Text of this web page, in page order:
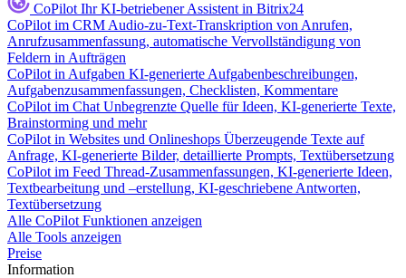
CoPilot Ihr KI-betriebener Assistent in Bitrix24
CoPilot im CRM Audio-zu-Text-Transkription von Anrufen,
Anrufzusammenfassung, automatische Vervollständigung von
Feldern in Aufträgen
CoPilot in Aufgaben KI-generierte Aufgabenbeschreibungen,
Aufgabenzusammenfassungen, Checklisten, Kommentare
CoPilot im Chat Unbegrenzte Quelle für Ideen, KI-generierte Texte,
Brainstorming und mehr
CoPilot in Websites und Onlineshops Überzeugende Texte auf
Anfrage, KI-generierte Bilder, detaillierte Prompts, Textübersetzung
CoPilot im Feed Thread-Zusammenfassungen, KI-generierte Ideen,
Textbearbeitung und –erstellung, KI-geschriebene Antworten,
Textübersetzung
Alle CoPilot Funktionen anzeigen
Alle Tools anzeigen
Preise
Information